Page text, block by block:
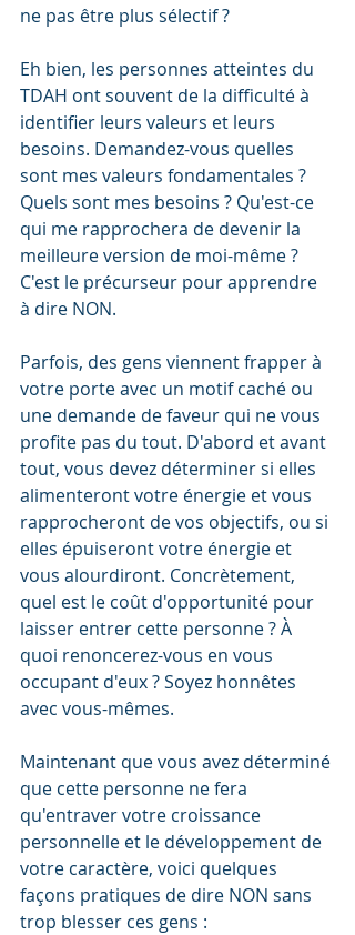
ne pas être plus sélectif ?
Eh bien, les personnes atteintes du
TDAH ont souvent de la difficulté à
identifier leurs valeurs et leurs
besoins. Demandez-vous quelles
sont mes valeurs fondamentales ?
Quels sont mes besoins ? Qu'est-ce
qui me rapprochera de devenir la
meilleure version de moi-même ?
C'est le précurseur pour apprendre
à dire NON.
Parfois, des gens viennent frapper à
votre porte avec un motif caché ou
une demande de faveur qui ne vous
profite pas du tout. D'abord et avant
tout, vous devez déterminer si elles
alimenteront votre énergie et vous
rapprocheront de vos objectifs, ou si
elles épuiseront votre énergie et
vous alourdiront. Concrètement,
quel est le coût d'opportunité pour
laisser entrer cette personne ? À
quoi renoncerez-vous en vous
occupant d'eux ? Soyez honnêtes
avec vous-mêmes.
Maintenant que vous avez déterminé
que cette personne ne fera
qu'entraver votre croissance
personnelle et le développement de
votre caractère, voici quelques
façons pratiques de dire NON sans
trop blesser ces gens :